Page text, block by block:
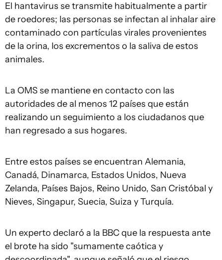
El hantavirus se transmite habitualmente a partir
de roedores; las personas se infectan al inhalar aire
contaminado con partículas virales provenientes
de la orina, los excrementos o la saliva de estos
animales.
La OMS se mantiene en contacto con las
autoridades de al menos 12 países que están
realizando un seguimiento a los ciudadanos que
han regresado a sus hogares.
Entre estos países se encuentran Alemania,
Canadá, Dinamarca, Estados Unidos, Nueva
Zelanda, Países Bajos, Reino Unido, San Cristóbal y
Nieves, Singapur, Suecia, Suiza y Turquía.
Un experto declaró a la BBC que la respuesta ante
el brote ha sido "sumamente caótica y